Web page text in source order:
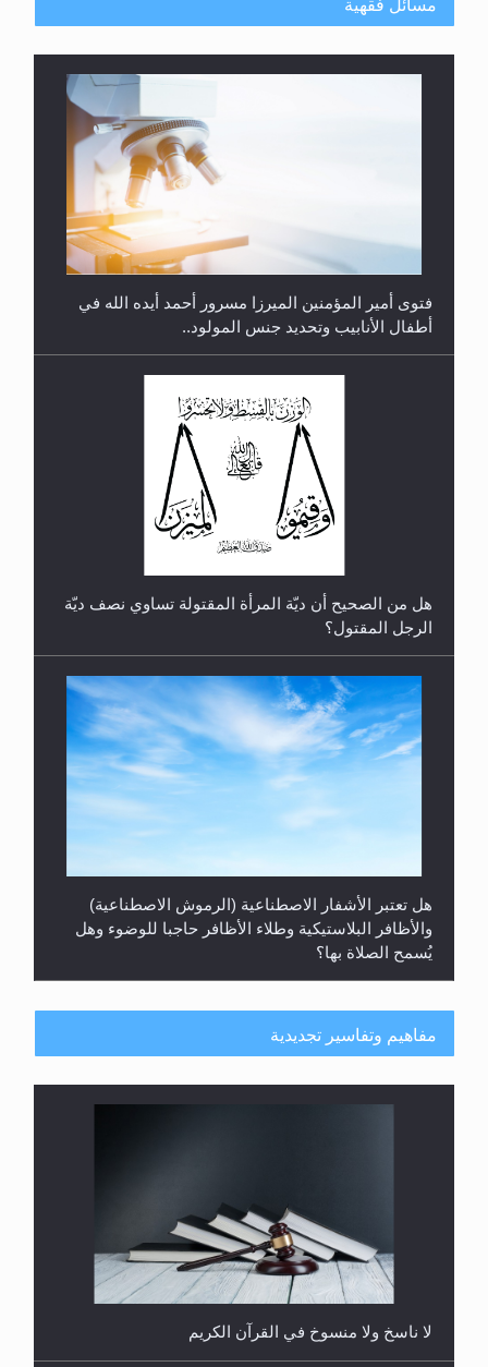
رأيٌ في لغة المسيح الموعود عليه السلام.. 4...
مسائل فقهية
فتوى أمير المؤمنين الميرزا مسرور أحمد أيده الله في
أطفال الأنابيب وتحديد جنس المولود..
هل من الصحيح أن ديّة المرأة المقتولة تساوي نصف ديّة
الرجل المقتول؟
هل تعتبر الأشفار الاصطناعية (الرموش الاصطناعية)
والأظافر البلاستيكية وطلاء الأظافر حاجبا للوضوء وهل
يُسمح الصلاة بها؟
هل يُحسب حول الزكاة وفق السنة الميلادية أو الهجرية؟
مفاهيم وتفاسير تجديدية
لا ناسخ ولا منسوخ في القرآن الكريم